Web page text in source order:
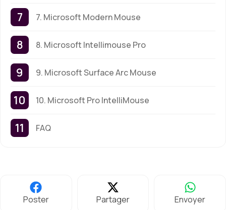
7. Microsoft Modern Mouse
8. Microsoft Intellimouse Pro
9. Microsoft Surface Arc Mouse
10. Microsoft Pro IntelliMouse
FAQ
Poster Partager Envoyer